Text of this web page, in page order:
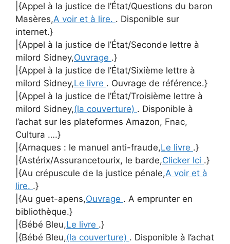
|{Appel à la justice de l’État/Questions du baron
Masères,A voir et à lire. . Disponible sur
internet.}
|{Appel à la justice de l’État/Seconde lettre à
milord Sidney,Ouvrage .}
|{Appel à la justice de l’État/Sixième lettre à
milord Sidney,Le livre . Ouvrage de référence.}
|{Appel à la justice de l’État/Troisième lettre à
milord Sidney,(la couverture) . Disponible à
l’achat sur les plateformes Amazon, Fnac,
Cultura ….}
|{Arnaques : le manuel anti-fraude,Le livre .}
|{Astérix/Assurancetourix, le barde,Clicker Ici .}
|{Au crépuscule de la justice pénale,A voir et à
lire. .}
|{Au guet-apens,Ouvrage . A emprunter en
bibliothèque.}
|{Bébé Bleu,Le livre .}
|{Bébé Bleu,(la couverture) . Disponible à l’achat